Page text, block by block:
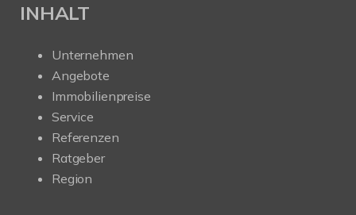
INHALT
Unternehmen
Angebote
Immobilienpreise
Service
Referenzen
Ratgeber
Region